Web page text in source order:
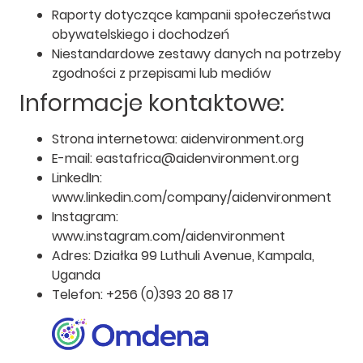
Raporty dotyczące kampanii społeczeństwa
obywatelskiego i dochodzeń
Niestandardowe zestawy danych na potrzeby
zgodności z przepisami lub mediów
Informacje kontaktowe:
Strona internetowa: aidenvironment.org
E-mail: eastafrica@aidenvironment.org
LinkedIn:
www.linkedin.com/company/aidenvironment
Instagram:
www.instagram.com/aidenvironment
Adres: Działka 99 Luthuli Avenue, Kampala,
Uganda
Telefon: +256 (0)393 20 88 17